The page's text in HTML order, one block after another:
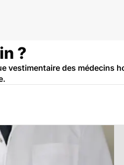
?
vestimentaire des médecins